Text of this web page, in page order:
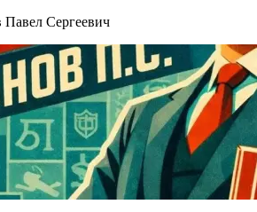
Сергеевич